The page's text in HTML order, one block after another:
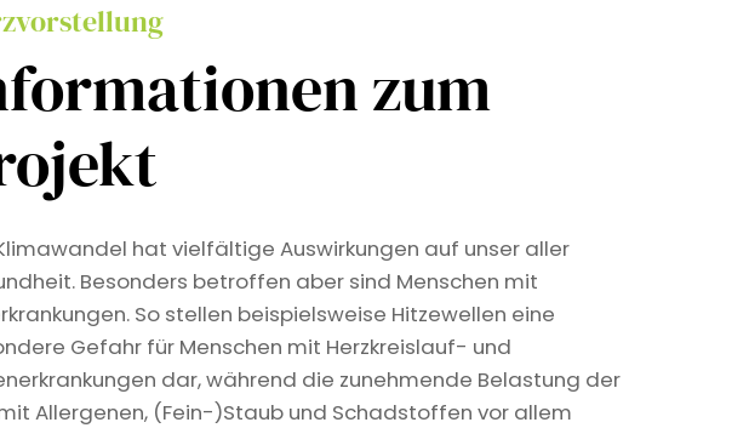
zum
hat vielfältige Auswirkungen auf unser aller
Besonders betroffen aber sind Menschen mit
So stellen beispielsweise Hitzewellen eine
Gefahr für Menschen mit Herzkreislauf- und
dar, während die zunehmende Belastung der
Allergenen, (Fein-)Staub und Schadstoffen vor allem